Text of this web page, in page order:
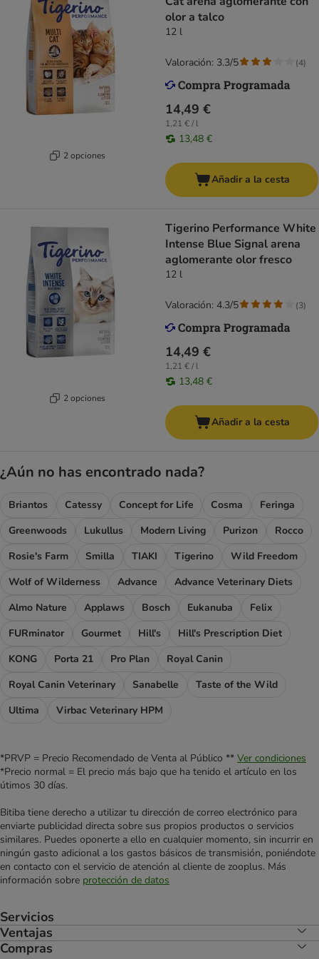
2 opciones
olor a talco
12 l
14,49 €
1,21 € / l
13,48 €
Valoración: 3.3/5 (4)
Añadir a la cesta
2 opciones
Tigerino Performance White
Intense Blue Signal arena
aglomerante olor fresco
12 l
14,49 €
1,21 € / l
13,48 €
Valoración: 4.3/5 (3)
Añadir a la cesta
¿Aún no has encontrado nada?
Briantos Catessy Concept for Life Cosma
Feringa
Greenwoods
Lukullus Modern Living Purizon
Rocco
Rosie's Farm
Smilla TIAKI Tigerino
Wild Freedom
Wolf of Wilderness
Advance
Advance Veterinary Diets
Almo Nature
Applaws Bosch Eukanuba
Felix
FURminator
Gourmet Hill's
Hill's Prescription Diet
KONG
Porta 21 Pro Plan
Royal Canin
Royal Canin Veterinary
Sanabelle
Taste of the Wild
Ultima
Virbac Veterinary HPM
*PRVP = Precio Recomendado de Venta al Público ** Ver condiciones
*Precio normal = El precio más bajo que ha tenido el artículo en los
útimos 30 días.
Bitiba tiene derecho a utilizar tu dirección de correo electrónico para
enviarte publicidad directa sobre sus propios productos o servicios
similares. Puedes oponerte a ello en cualquier momento, sin incurrir en
ningún gasto adicional a los gastos básicos de transmisión, poniéndote
en contacto con el servicio de atención al cliente de zooplus. Más
información sobre protección de datos
Servicios
Ventajas
Compras